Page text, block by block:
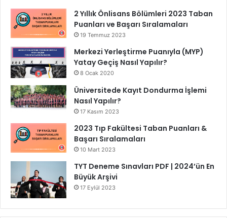
2 Yıllık Önlisans Bölümleri 2023 Taban
Puanları ve Başarı Sıralamaları
19 Temmuz 2023
Merkezi Yerleştirme Puanıyla (MYP)
Yatay Geçiş Nasıl Yapılır?
8 Ocak 2020
Üniversitede Kayıt Dondurma İşlemi
Nasıl Yapılır?
17 Kasım 2023
2023 Tıp Fakültesi Taban Puanları &
Başarı Sıralamaları
10 Mart 2023
TYT Deneme Sınavları PDF | 2024’ün En
Büyük Arşivi
17 Eylül 2023